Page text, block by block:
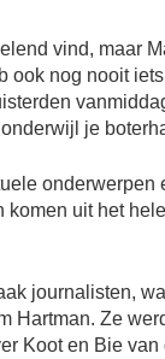
vind, maar
ook nog nooit
je
uit het
journalisten,
Hartman. Ze
Koot en Bie